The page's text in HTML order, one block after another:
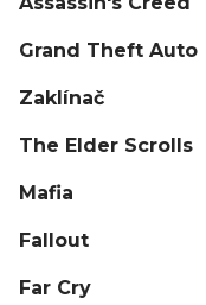
Grand Theft Auto
Zaklínač
The Elder Scrolls
Mafia
Fallout
Far Cry